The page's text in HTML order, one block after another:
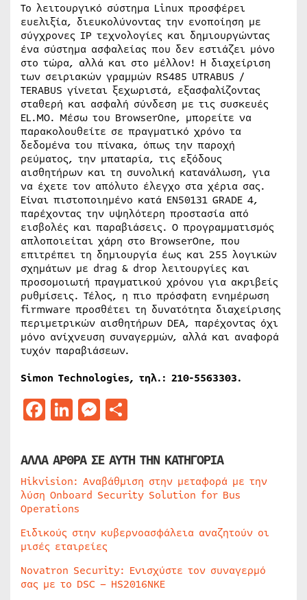
Το λειτουργικό σύστημα Linux προσφέρει
ευελιξία, διευκολύνοντας την ενοποίηση με
σύγχρονες IP τεχνολογίες και δημιουργώντας
ένα σύστημα ασφαλείας που δεν εστιάζει μόνο
στο τώρα, αλλά και στο μέλλον! Η διαχείριση
των σειριακών γραμμών RS485 UTRABUS /
TERABUS γίνεται ξεχωριστά, εξασφαλίζοντας
σταθερή και ασφαλή σύνδεση με τις συσκευές
EL.MO. Μέσω του BrowserOne, μπορείτε να
παρακολουθείτε σε πραγματικό χρόνο τα
δεδομένα του πίνακα, όπως την παροχή
ρεύματος, την μπαταρία, τις εξόδους
αισθητήρων και τη συνολική κατανάλωση, για
να έχετε τον απόλυτο έλεγχο στα χέρια σας.
Είναι πιστοποιημένο κατά EN50131 GRADE 4,
παρέχοντας την υψηλότερη προστασία από
εισβολές και παραβιάσεις. Ο προγραμματισμός
απλοποιείται χάρη στο BrowserOne, που
επιτρέπει τη δημιουργία έως και 255 λογικών
σχημάτων με drag & drop λειτουργίες και
προσομοιωτή πραγματικού χρόνου για ακριβείς
ρυθμίσεις. Τέλος, η πιο πρόσφατη ενημέρωση
firmware προσθέτει τη δυνατότητα διαχείρισης
περιμετρικών αισθητήρων DEA, παρέχοντας όχι
μόνο ανίχνευση συναγερμών, αλλά και αναφορά
τυχόν παραβιάσεων.
Simon Technologies, τηλ.: 210-5563303.
Facebook
LinkedIn
Messenger
ΑΛΛΑ ΑΡΘΡΑ ΣΕ ΑΥΤΗ ΤΗΝ ΚΑΤΗΓΟΡΙΑ
Hikvision: Αναβάθμιση στην μεταφορά με την
λύση Onboard Security Solution for Bus
Operations
Ειδικούς στην κυβερνοασφάλεια αναζητούν οι
μισές εταιρείες
Novatron Security: Ενισχύστε τον συναγερμό
σας με το DSC – HS2016NKE